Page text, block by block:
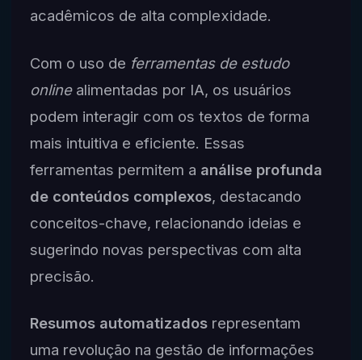
acadêmicos de alta complexidade.
Com o uso de ferramentas de estudo
onlinealimentadas por IA, os usuários
podem interagir com os textos de forma
mais intuitiva e eficiente. Essas
ferramentas permitem a análise profunda
de conteúdos complexos, destacando
conceitos-chave, relacionando ideias e
sugerindo novas perspectivas com alta
precisão.
Resumos automatizadosrepresentam
uma revolução na gestão de informações